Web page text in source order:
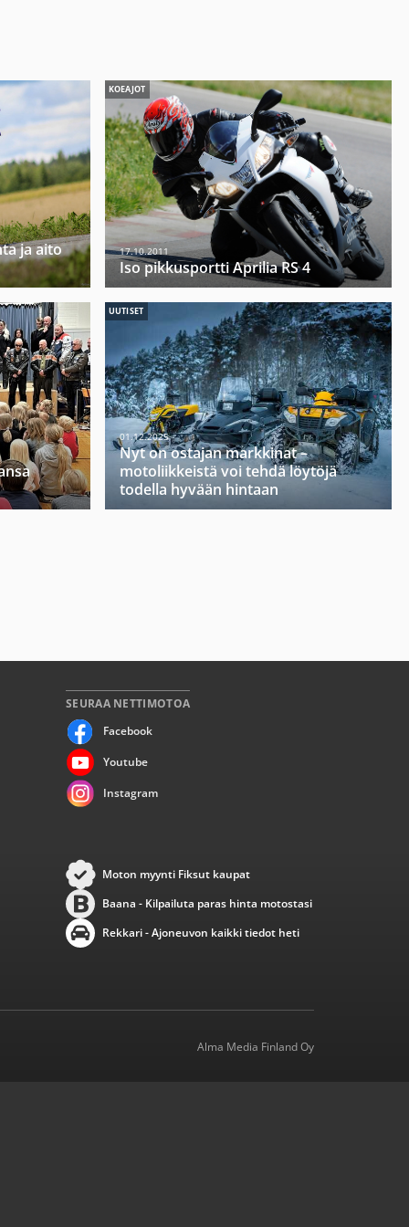
ja aito
KOEAJOT
17.10.2011
Iso pikkusportti Aprilia RS 4
UUTISET
01.12.2025
Nyt on ostajan markkinat –
motoliikkeistä voi tehdä löytöjä
todella hyvään hintaan
SEURAA NETTIMOTOA
Facebook
Youtube
Instagram
Moton myynti Fiksut kaupat
Baana - Kilpailuta paras hinta motostasi
Rekkari - Ajoneuvon kaikki tiedot heti
Alma Media Finland Oy